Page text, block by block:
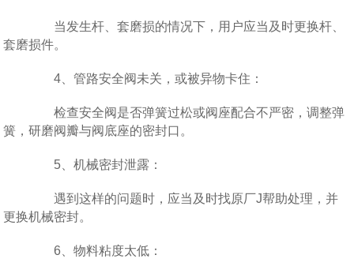
当发生杆、套磨损的情况下，用户应当及时更换杆、
套磨损件。
4、管路安全阀未关，或被异物卡住：
检查安全阀是否弹簧过松或阀座配合不严密，调整弹
簧，研磨阀瓣与阀底座的密封口。
5、机械密封泄露：
遇到这样的问题时，应当及时找原厂J帮助处理，并
更换机械密封。
6、物料粘度太低：